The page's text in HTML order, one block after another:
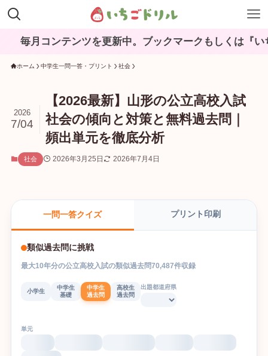
テンツを更新中。ブックマークもしくは『いちごドリル
ホーム 中学生一問一答・プリント 社会
【2026最新】山形の公立高校入試
社会の傾向と対策と無料過去問｜
頻出単元を徹底分析
2026
7/04
社会 2026年3月25日 2026年7月4日
一問一答クイズ プリント印刷
類似過去問に挑戦
最大10年分の公立高校入試の類似過去問70,487件収録
小学生
中学生
基礎
中学生
過去問
高校生
過去問
出題都道府県
単元